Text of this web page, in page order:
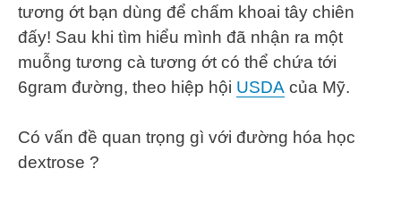
tương ớt bạn dùng để chấm khoai tây chiên
đấy! Sau khi tìm hiểu mình đã nhận ra một
muỗng tương cà tương ớt có thể chứa tới
6gram đường, theo hiệp hội USDA của Mỹ.
Có vấn đề quan trọng gì với đường hóa học
dextrose ?